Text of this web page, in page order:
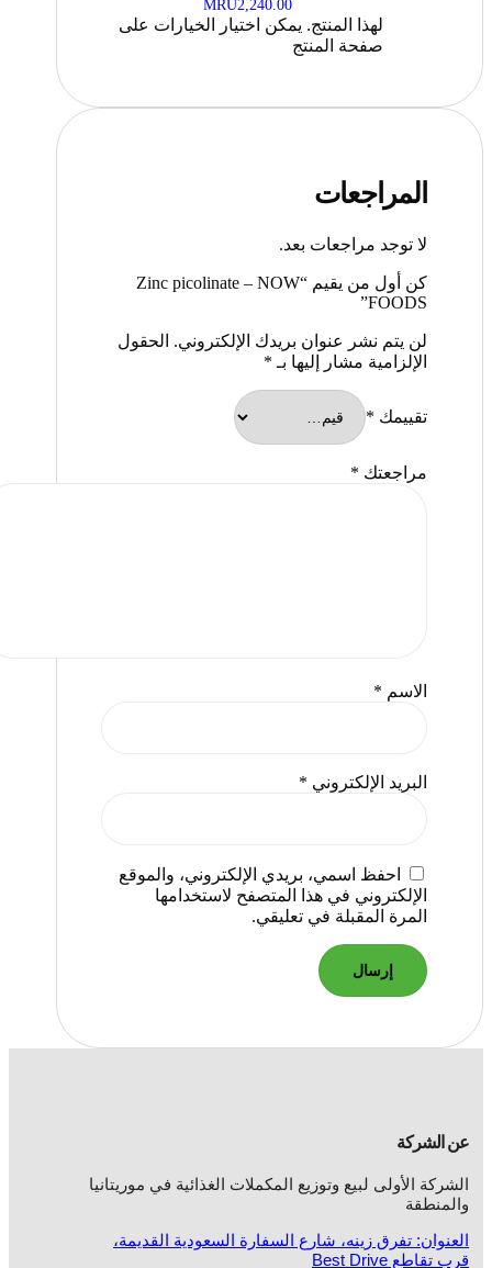
MRU2,240.00
لهذا المنتج. يمكن اختيار الخيارات على
صفحة المنتج
المراجعات
لا توجد مراجعات بعد.
كن أول من يقيم “Zinc picolinate – NOW
FOODS”
لن يتم نشر عنوان بريدك الإلكتروني. الحقول
الإلزامية مشار إليها بـ *
تقييمك *
مراجعتك *
الاسم *
البريد الإلكتروني *
احفظ اسمي، بريدي الإلكتروني، والموقع
الإلكتروني في هذا المتصفح لاستخدامها
المرة المقبلة في تعليقي.
عن الشركة
الشركة الأولى لبيع وتوزيع المكملات الغذائية في موريتانيا
والمنطقة
العنوان: تفرق زينه، شارع السفارة السعودية القديمة،
قرب تقاطع Best Drive